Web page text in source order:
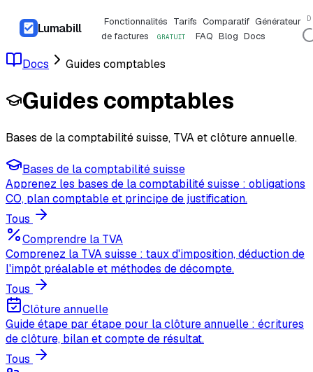
Lumabill Fonctionnalités Tarifs Comparatif Générateur
de factures
GRATUIT FAQ Blog Docs
Docs Guides comptables
Guides comptables
Bases de la comptabilité suisse, TVA et clôture annuelle.
Bases de la comptabilité suisse
Apprenez les bases de la comptabilité suisse : obligations
CO, plan comptable et principe de justification.
Tous
Comprendre la TVA
Comprenez la TVA suisse : taux d'imposition, déduction de
l'impôt préalable et méthodes de décompte.
Tous
Clôture annuelle
Guide étape par étape pour la clôture annuelle : écritures
de clôture, bilan et compte de résultat.
Tous